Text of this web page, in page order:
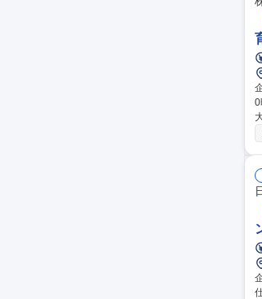
企業
0時間 仕事の内容 業務の中
大
企業